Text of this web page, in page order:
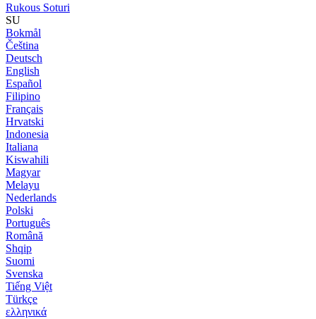
Rukous Soturi
SU
Bokmål
Čeština
Deutsch
English
Español
Filipino
Français
Hrvatski
Indonesia
Italiana
Kiswahili
Magyar
Melayu
Nederlands
Polski
Português
Română
Shqip
Suomi
Svenska
Tiếng Việt
Türkçe
ελληνικά